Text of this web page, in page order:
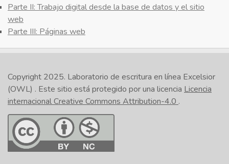
Parte II: Trabajo digital desde la base de datos y el sitio
web
Parte III: Páginas web
Copyright 2025. Laboratorio de escritura en línea Excelsior
(OWL) . Este sitio está protegido por una licencia Licencia
internacional Creative Commons Attribution-4.0.